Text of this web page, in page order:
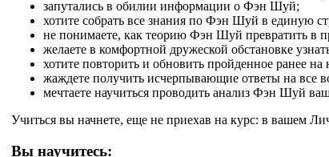
запутались в обилии информации о Фэн Шуй;
хотите собрать все знания по Фэн Шуй в единую
не понимаете, как теорию Фэн Шуй превратить в
желаете в комфортной дружеской обстановке
хотите повторить и обновить пройденное ранее
жаждете получить исчерпывающие ответы на все
мечтаете научиться проводить анализ Фэн Шуй
Учиться вы начнете, еще не приехав на курс: в вашем
Вы научитесь: